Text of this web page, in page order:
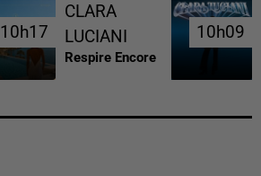
10h17
10h17
CLARA
LUCIANI
Respire Encore
10h09
10h09